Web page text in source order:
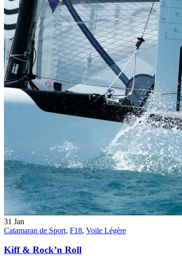
31 Jan
Catamaran de Sport, F18, Voile Légère
Kiff & Rock’n Roll